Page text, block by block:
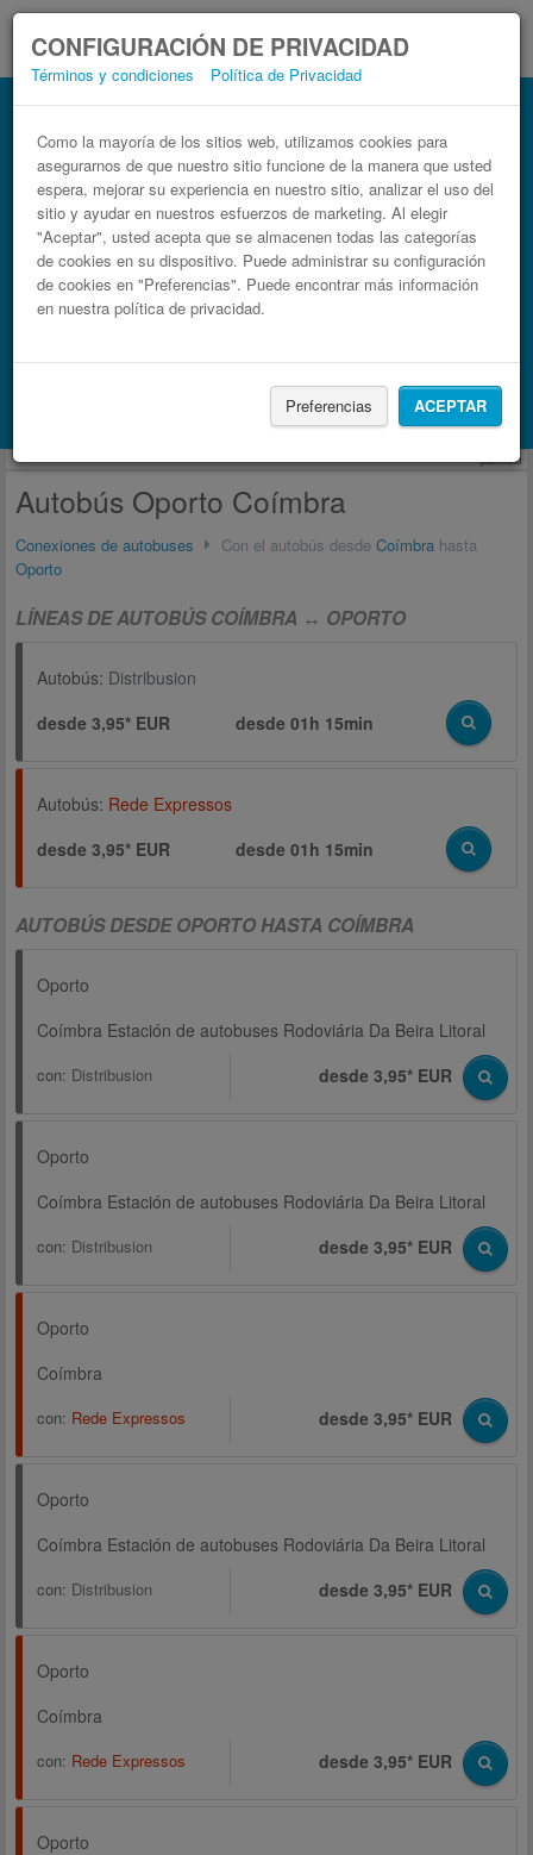
CONFIGURACIÓN DE PRIVACIDAD
Términos y condiciones Política de Privacidad
Como la mayoría de los sitios web, utilizamos cookies para
asegurarnos de que nuestro sitio funcione de la manera que usted
espera, mejorar su experiencia en nuestro sitio, analizar el uso del
sitio y ayudar en nuestros esfuerzos de marketing. Al elegir
"Aceptar", usted acepta que se almacenen todas las categorías
de cookies en su dispositivo. Puede administrar su configuración
de cookies en "Preferencias". Puede encontrar más información
en nuestra política de privacidad.
Preferencias ACEPTAR
Autobús Coímbra Oporto
Billetes de autobuses en solo 3 pasos
Busca también alojamiento con Booking.com
publicidad
Autobús Oporto Coímbra
Conexiones de autobuses Con el autobús desde Coímbra hasta
Oporto
LÍNEAS DE AUTOBÚS COÍMBRA ↔ OPORTO
Autobús: Distribusion
desde 3,95* EUR
desde01h 15min
Autobús: Rede Expressos
desde 3,95* EUR
desde01h 15min
AUTOBÚS DESDE OPORTO HASTA COÍMBRA
Oporto
Coímbra Estación de autobuses Rodoviária Da Beira Litoral
con: Distribusion desde 3,95* EUR
Oporto
Coímbra Estación de autobuses Rodoviária Da Beira Litoral
con: Distribusion desde 3,95* EUR
Oporto
Coímbra
con: Rede Expressos desde 3,95* EUR
Oporto
Coímbra Estación de autobuses Rodoviária Da Beira Litoral
con: Distribusion desde 3,95* EUR
Oporto
Coímbra
con: Rede Expressos desde 3,95* EUR
Oporto